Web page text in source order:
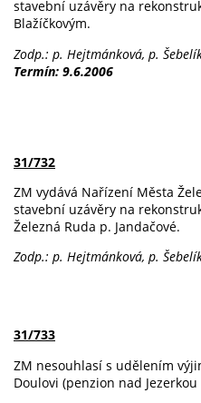
stavební uzávěry na
Blažíčkovým.
Zodp.: p. Hejtmánková, p.
Termín: 9.6.2006
31/732
ZM vydává Nařízení Města
stavební uzávěry na
Železná Ruda p. Jandačové.
Zodp.: p. Hejtmánková, p.
31/733
ZM nesouhlasí s udělením
Doulovi (penzion nad Jezerkou